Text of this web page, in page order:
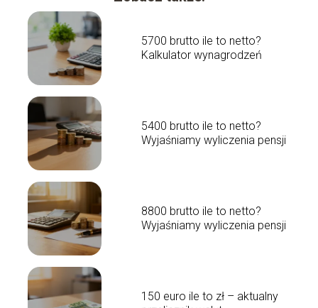
5700 brutto ile to netto?
Kalkulator wynagrodzeń
5400 brutto ile to netto?
Wyjaśniamy wyliczenia pensji
8800 brutto ile to netto?
Wyjaśniamy wyliczenia pensji
150 euro ile to zł – aktualny